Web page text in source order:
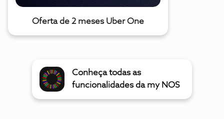
Oferta de 2 meses Uber One
Conheça todas as
funcionalidades da my NOS